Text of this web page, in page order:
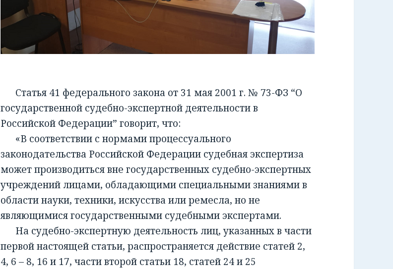
Статья 41 федерального закона от 31 мая 2001 г. № 73-ФЗ “О
государственной судебно-экспертной деятельности в
Российской Федерации” говорит, что:
«В соответствии с нормами процессуального
законодательства Российской Федерации судебная экспертиза
может производиться вне государственных судебно-экспертных
учреждений лицами, обладающими специальными знаниями в
области науки, техники, искусства или ремесла, но не
являющимися государственными судебными экспертами.
На судебно-экспертную деятельность лиц, указанных в части
первой настоящей статьи, распространяется действие статей 2,
4, 6 – 8, 16 и 17, части второй статьи 18, статей 24 и 25